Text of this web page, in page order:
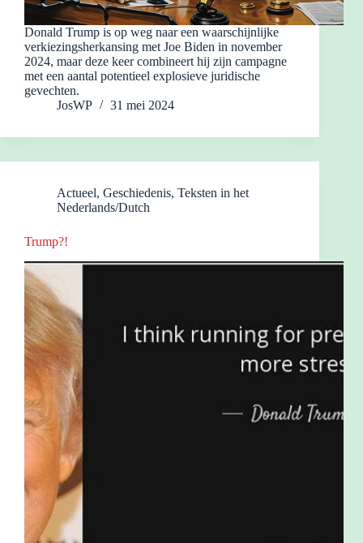
Donald Trump is op weg naar een waarschijnlijke
verkiezingsherkansing met Joe Biden in november
2024, maar deze keer combineert hij zijn campagne
met een aantal potentieel explosieve juridische
gevechten.
JosWP
31 mei 2024
Actueel, Geschiedenis, Teksten in het
Nederlands/Dutch
Trump?!